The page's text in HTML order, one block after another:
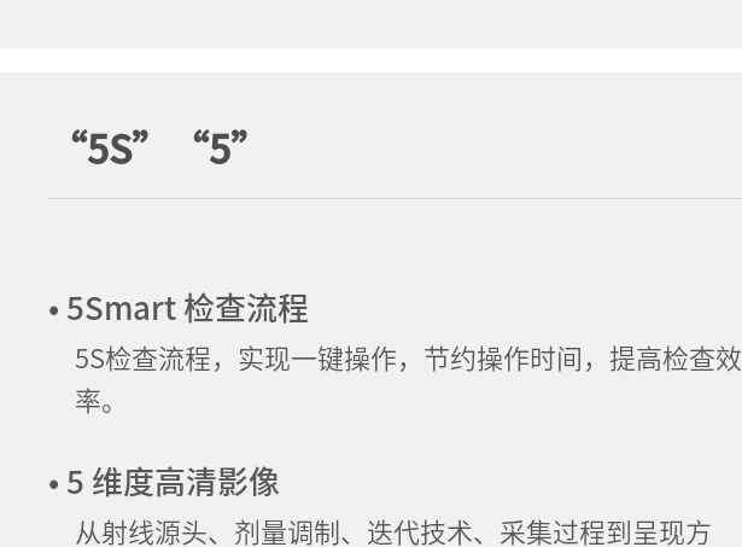
“5S”“5”
• 5Smart 检查流程
5S检查流程，实现一键操作，节约操作时间，提高检查效
率。
• 5 维度高清影像
从射线源头、剂量调制、迭代技术、采集过程到呈现方